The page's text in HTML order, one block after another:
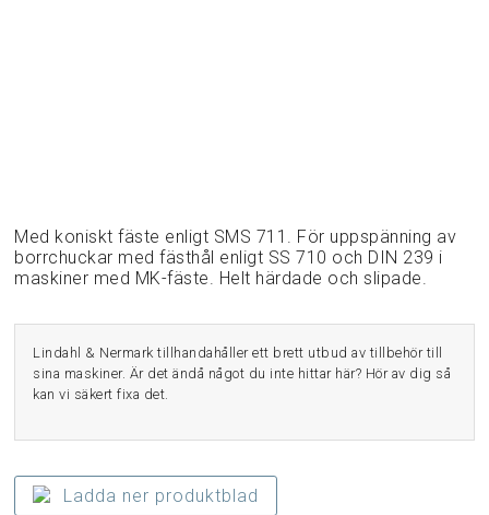
Med koniskt fäste enligt SMS 711. För uppspänning av
borrchuckar med fästhål enligt SS 710 och DIN 239 i
maskiner med MK-fäste. Helt härdade och slipade.
Lindahl & Nermark tillhandahåller ett brett utbud av tillbehör till
sina maskiner. Är det ändå något du inte hittar här? Hör av dig så
kan vi säkert fixa det.
Ladda ner produktblad